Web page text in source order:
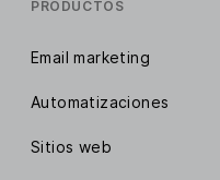
PRODUCTOS
Email marketing
Automatizaciones
Sitios web